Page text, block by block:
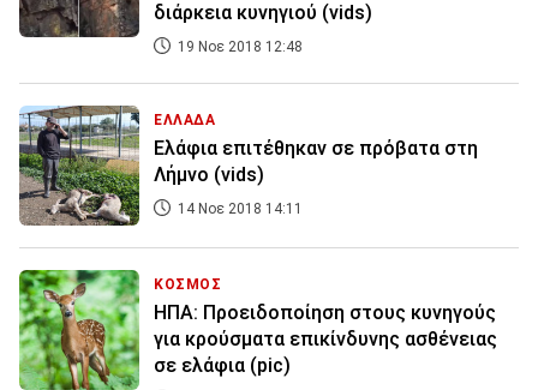
διάρκεια κυνηγιού (vids)
19 Νοε 2018 12:48
ΕΛΛΑΔΑ
Ελάφια επιτέθηκαν σε πρόβατα στη
Λήμνο (vids)
14 Νοε 2018 14:11
ΚΟΣΜΟΣ
ΗΠΑ: Προειδοποίηση στους κυνηγούς
για κρούσματα επικίνδυνης ασθένειας
σε ελάφια (pic)